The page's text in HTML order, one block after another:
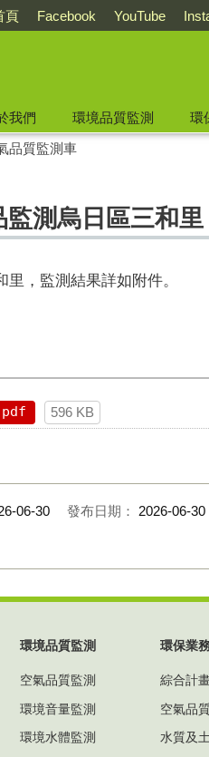
頁 Facebook YouTube
我們 環境品質監測 環
品質監測車
測烏日區三和里
里 ， 監測結果詳如附件。
pdf 596 KB
06-30 發布日期： 2026-06-30
環境品質監測
空氣品質監測
環境音量監測
環境水體監測
環保業
綜合計
空氣品
水質及